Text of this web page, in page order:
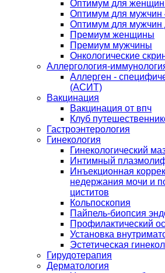
Оптимум для женщин
Оптимум для мужчин
Оптимум для мужчин
Премиум женщины
Премиум мужчины
Онкологические
Аллергология-
Аллерген -
(АСИТ)
Вакцинация
Вакцинация от впч
Клуб
Гастроэнтерология
Гинекология
Гинекологический
Интимный
Инъекционная
недержания мочи и
циститов
Кольпоскопия
Пайпель-биопсия
Профилактический
Установка
Эстетическая
Гирудотерапия
Дерматология